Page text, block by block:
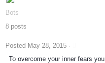
Bots
8 posts
Posted May 28, 2015 ·
To overcome your inner fears